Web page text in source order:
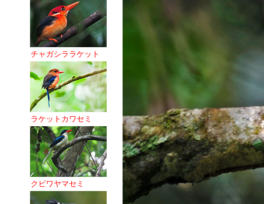
チャガシララケット
ラケットカワセミ
クビワヤマセミ